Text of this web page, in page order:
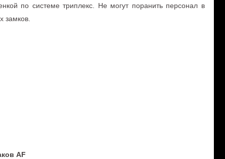
по системе триплекс. Не могут поранить персонал в
замков.
AF